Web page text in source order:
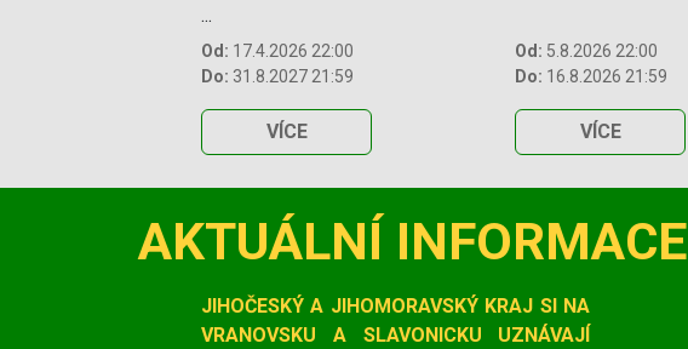
...
Od: 17.4.2026 22:00
Do: 31.8.2027 21:59
VÍCE
Od: 5.8.2026 22:00
Do: 16.8.2026 21:59
VÍCE
AKTUÁLNÍ INFORMACE
Slide 1 of 1
JIHOČESKÝ A JIHOMORAVSKÝ KRAJ SI NA
VRANOVSKU A SLAVONICKU UZNÁVAJÍ